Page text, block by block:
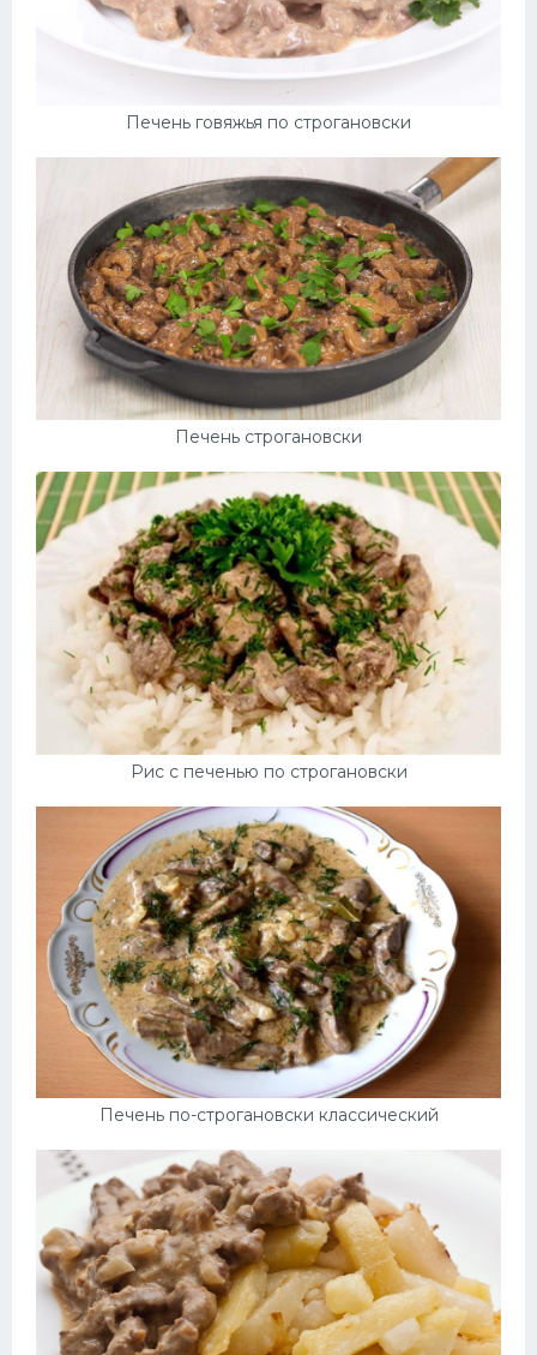
Печень говяжья по строгановски
Печень строгановски
Рис с печенью по строгановски
Печень по-строгановски классический